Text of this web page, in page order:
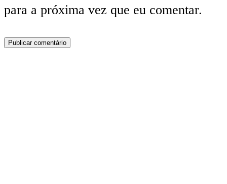
para a próxima vez que eu comentar.